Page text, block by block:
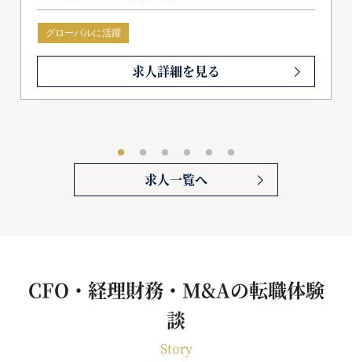
長戦略を描いています。
グローバルに活躍
求人詳細を見る
求人一覧へ
CFO・経理財務・M&Aの転職体験
談
Story